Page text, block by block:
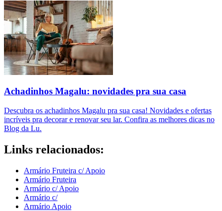
Achadinhos Magalu: novidades pra sua casa
Descubra os achadinhos Magalu pra sua casa! Novidades e ofertas
incríveis pra decorar e renovar seu lar. Confira as melhores dicas no
Blog da Lu.
Links relacionados:
Armário Fruteira c/ Apoio
Armário Fruteira
Armário c/ Apoio
Armário c/
Armário Apoio